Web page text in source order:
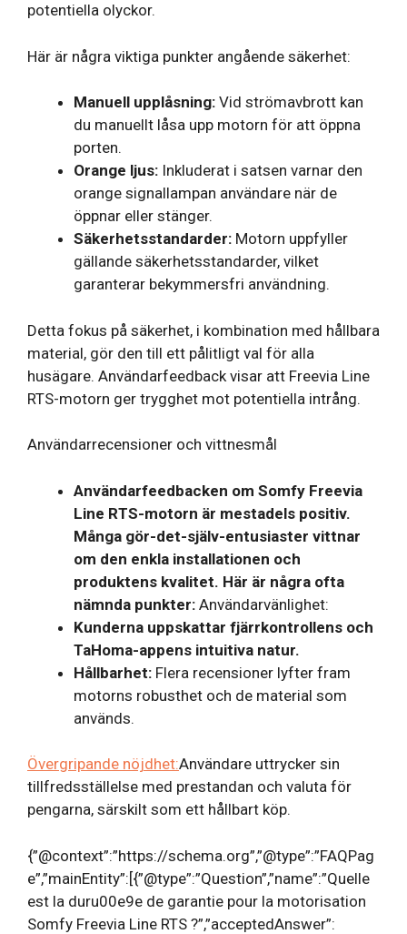
potentiella olyckor.
Här är några viktiga punkter angående säkerhet:
Manuell upplåsning: Vid strömavbrott kan
du manuellt låsa upp motorn för att öppna
porten.
Orange ljus: Inkluderat i satsen varnar den
orange signallampan användare när de
öppnar eller stänger.
Säkerhetsstandarder: Motorn uppfyller
gällande säkerhetsstandarder, vilket
garanterar bekymmersfri användning.
Detta fokus på säkerhet, i kombination med hållbara
material, gör den till ett pålitligt val för alla
husägare. Användarfeedback visar att Freevia Line
RTS-motorn ger trygghet mot potentiella intrång.
Användarrecensioner och vittnesmål
Användarfeedbacken om Somfy Freevia
Line RTS-motorn är mestadels positiv.
Många gör-det-själv-entusiaster vittnar
om den enkla installationen och
produktens kvalitet. Här är några ofta
nämnda punkter: Användarvänlighet:
Kunderna uppskattar fjärrkontrollens och
TaHoma-appens intuitiva natur.
Hållbarhet: Flera recensioner lyfter fram
motorns robusthet och de material som
används.
Övergripande nöjdhet:Användare uttrycker sin
tillfredsställelse med prestandan och valuta för
pengarna, särskilt som ett hållbart köp.
{”@context”:”https://schema.org”,”@type”:”FAQPag
e”,”mainEntity”:[{”@type”:”Question”,”name”:”Quelle
est la duru00e9e de garantie pour la motorisation
Somfy Freevia Line RTS ?”,”acceptedAnswer”: